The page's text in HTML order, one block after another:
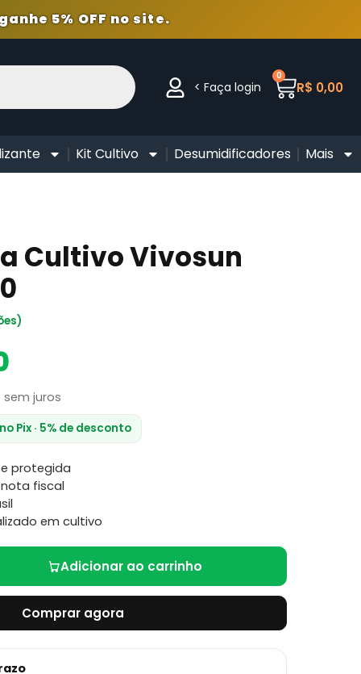
5% OFF no site.
< Faça login R$ 0,00
0
Kit Cultivo Desumidificadores Mais
Cultivo Vivosun
sem juros
Pix · 5% de desconto
e protegida
fiscal
em cultivo
Adicionar ao carrinho
Comprar agora